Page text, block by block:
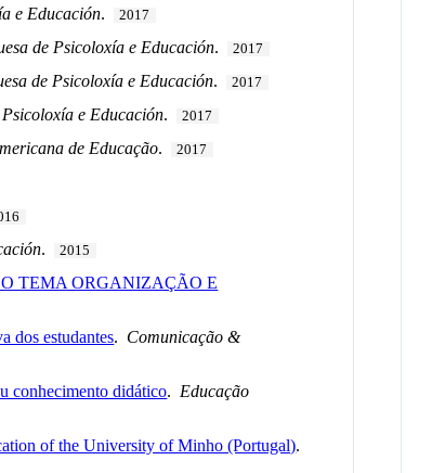
e Educación. 2017
de Psicoloxía e Educación. 2017
de Psicoloxía e Educación. 2017
e Educación. 2017
de Educação. 2017
. 2015
TEMA ORGANIZAÇÃO E
dos estudantes. Comunicação &
conhecimento didático. Educação
of the University of Minho (Portugal).